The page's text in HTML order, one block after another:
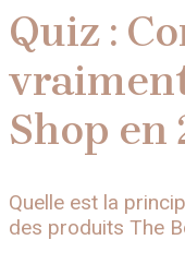
Quiz :
Shop en
Quelle est la
des produits The